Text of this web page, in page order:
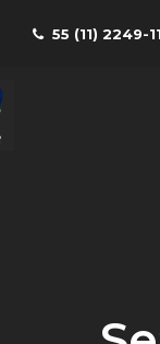
55 (11) 2249-
R9 – Equipe